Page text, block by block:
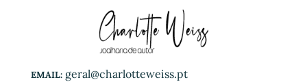
EMAIL:geral@charlotteweiss.pt